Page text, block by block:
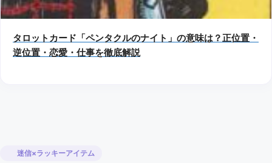
タロットカード「ペンタクルのナイト」の意味は？正位置・
逆位置・恋愛・仕事を徹底解説
迷信×ラッキーアイテム